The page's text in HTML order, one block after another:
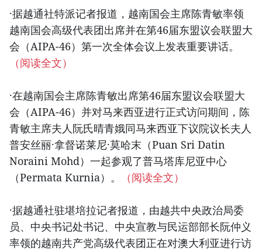
·据越通社特派记者报道，越南国会主席陈青敏率领
越南国会高级代表团出席并在第46届东盟议会联盟大
会（AIPA-46）第一次全体会议上发表重要讲话。
（阅读全文）
·在越南国会主席陈青敏出席第46届东盟议会联盟大
会（AIPA-46）并对马来西亚进行正式访问期间，陈
青敏主席夫人阮氏晴青娥同马来西亚下议院议长夫人
普安丝丽·拿督诺莱尼·莫哈末（Puan Sri Datin
Noraini Mohd）一起参观了普马塔库尼亚中心
（Permata Kurnia）。
（阅读全文）
·据越通社驻堪培拉记者报道，由越共中央政治局委
员、中央书记处书记、中央宣教与民运部部长阮仲义
率领的越南共产党高级代表团正在对澳大利亚进行访